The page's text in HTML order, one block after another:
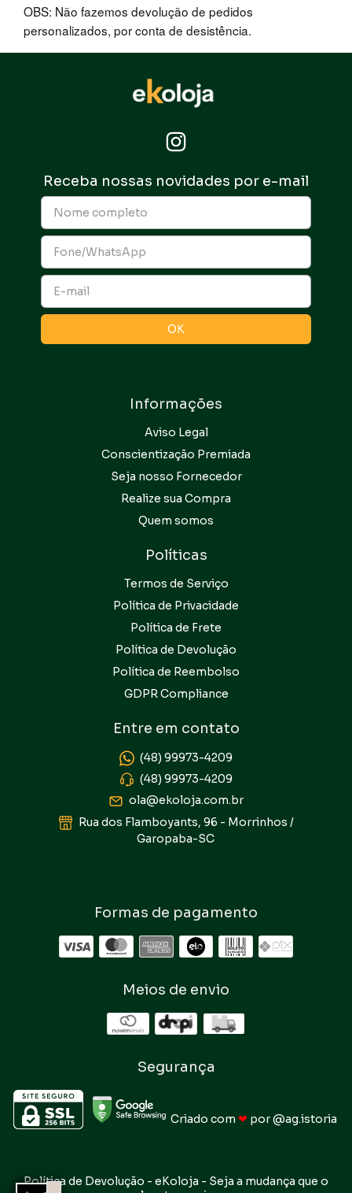
OBS: Não fazemos devolução de pedidos
personalizados, por conta de desistência.
Receba nossas novidades por e-mail
Informações
Aviso Legal
Conscientização Premiada
Seja nosso Fornecedor
Realize sua Compra
Quem somos
Políticas
Termos de Serviço
Política de Privacidade
Política de Frete
Política de Devolução
Política de Reembolso
GDPR Compliance
Entre em contato
(48) 99973-4209
(48) 99973-4209
ola@ekoloja.com.br
Rua dos Flamboyants, 96 - Morrinhos /
Garopaba-SC
Formas de pagamento
Meios de envio
Segurança
Criado com ❤ por@ag.istoria
Política de Devolução - eKoloja - Seja a mudança que o